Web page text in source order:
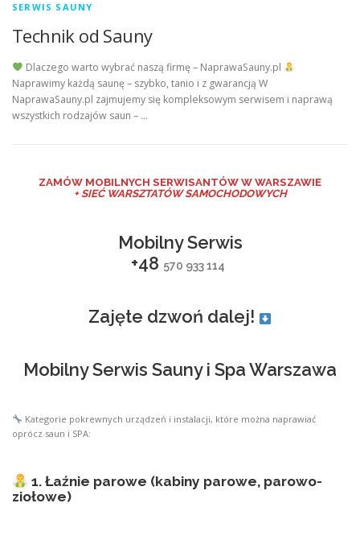
SERWIS SAUNY
Technik od Sauny
Dlaczego warto wybrać naszą firmę – NaprawaSauny.pl
Naprawimy każdą saunę – szybko, tanio i z gwarancją W
NaprawaSauny.pl zajmujemy się kompleksowym serwisem i naprawą
wszystkich rodzajów saun – …
ZAMÓW MOBILNYCH SERWISANTÓW W WARSZAWIE
+ SIEĆ WARSZTATÓW SAMOCHODOWYCH
Mobilny Serwis
+48 570 933 114
Zajęte dzwoń dalej!
Mobilny Serwis Sauny i Spa Warszawa
Kategorie pokrewnych urządzeń i instalacji, które można naprawiać
oprócz saun i SPA:
1. Łaźnie parowe (kabiny parowe, parowo-
ziołowe)